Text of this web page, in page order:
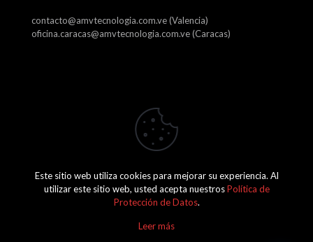
contacto@amvtecnologia.com.ve (Valencia)
oficina.caracas@amvtecnologia.com.ve (Caracas)
2026 Amv Tecnología, C.A. J-29746315-1
Este sitio web utiliza cookies para mejorar su experiencia. Al
utilizar este sitio web, usted acepta nuestrosPolítica de
Protección de Datos.
Leer más